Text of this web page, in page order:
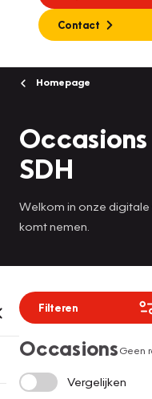
Contact
Homepage
SDH
Welkom in onze digitale
komt nemen.
Filteren
OccasionsGeen
Vergelijken